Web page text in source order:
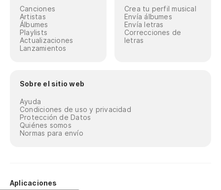
Canciones
Artistas
Álbumes
Playlists
Actualizaciones
Lanzamientos
Crea tu perfil musical
Envía álbumes
Envía letras
Correcciones de
letras
Sobre el sitio web
Ayuda
Condiciones de uso y privacidad
Protección de Datos
Quiénes somos
Normas para envío
Aplicaciones